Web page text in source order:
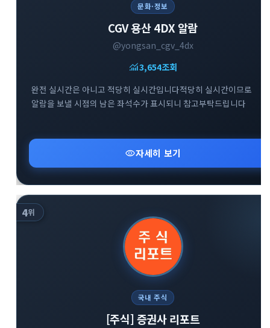
문화·정보
CGV 용산 4DX 알람
@yongsan_cgv_4dx
monitoring3,654조회
완전 실시간은 아니고 적당히 실시간입니다적당히 실시간이므로
알람을 보낼 시점의 남은 좌석수가 표시되니 참고부탁드립니다
visibility자세히 보기
4위
국내 주식
[주식] 증권사 리포트